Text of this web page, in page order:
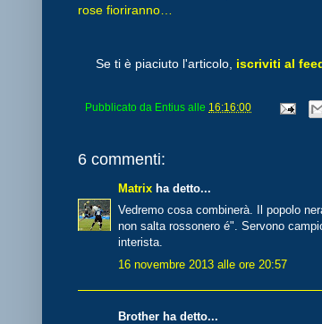
rose fioriranno…
Se ti è piaciuto l'articolo, iscriviti al
Pubblicato da Entius alle 16:16:00
6 commenti:
Matrix ha detto...
Vedremo cosa combinerà. Il popolo
non salta rossonero é". Servono
interista.
16 novembre 2013 alle ore 20:57
Brother ha detto...